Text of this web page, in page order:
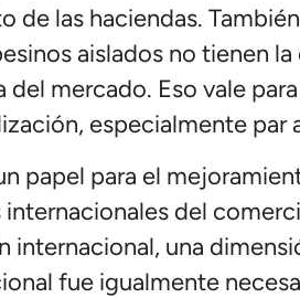
de las haciendas.
aislados no tienen
mercado. Eso vale
especialmente par
papel para el
del
internacional, una
fue igualmente